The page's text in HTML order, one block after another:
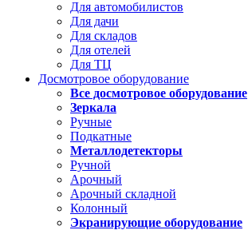
Для автомобилистов
Для дачи
Для складов
Для отелей
Для ТЦ
Досмотровое оборудование
Все досмотровое оборудование
Зеркала
Ручные
Подкатные
Металлодетекторы
Ручной
Арочный
Арочный складной
Колонный
Экранирующие оборудование